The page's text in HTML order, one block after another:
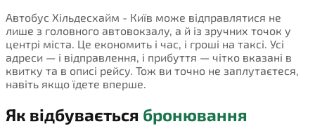
Автобус Хільдесхайм - Київ може відправлятися не
лише з головного автовокзалу, а й із зручних точок у
центрі міста. Це економить і час, і гроші на таксі. Усі
адреси — і відправлення, і прибуття — чітко вказані в
квитку та в описі рейсу. Тож ви точно не заплутаєтеся,
навіть якщо їдете вперше.
Як відбувається бронювання